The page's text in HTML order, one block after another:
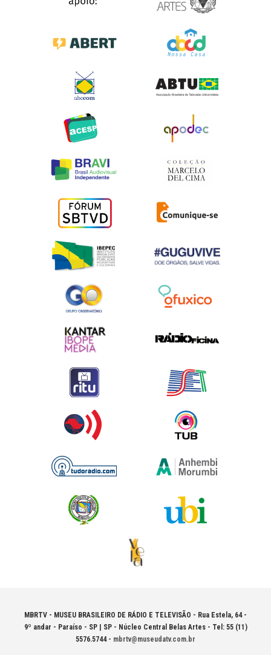
MBRTV - MUSEU BRASILEIRO DE RÁDIO E TELEVISÃO - Rua Estela, 64 -
9º andar - Paraíso - SP | SP - Núcleo Central Belas Artes - Tel: 55 (11)
5576.5744 - mbrtv@museudatv.com.br